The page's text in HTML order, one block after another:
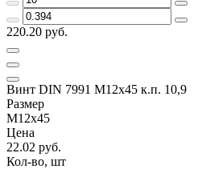
220.20 руб.
Винт DIN 7991 M12х45 к.п. 10,9
Размер
M12х45
Цена
22.02 руб.
Кол-во, шт